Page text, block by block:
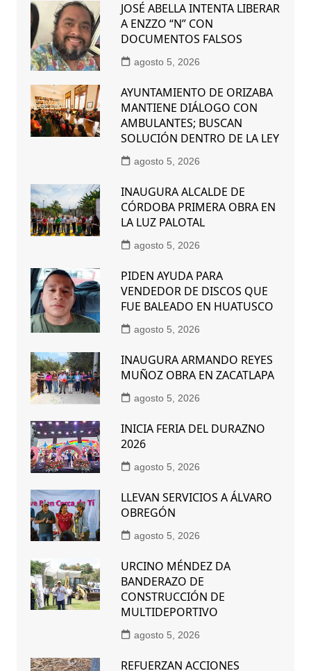
JOSÉ ABELLA INTENTA LIBERAR
A ENZZO “N” CON
DOCUMENTOS FALSOS
agosto 5, 2026
AYUNTAMIENTO DE ORIZABA
MANTIENE DIÁLOGO CON
AMBULANTES; BUSCAN
SOLUCIÓN DENTRO DE LA LEY
agosto 5, 2026
INAUGURA ALCALDE DE
CÓRDOBA PRIMERA OBRA EN
LA LUZ PALOTAL
agosto 5, 2026
PIDEN AYUDA PARA
VENDEDOR DE DISCOS QUE
FUE BALEADO EN HUATUSCO
agosto 5, 2026
INAUGURA ARMANDO REYES
MUÑOZ OBRA EN ZACATLAPA
agosto 5, 2026
INICIA FERIA DEL DURAZNO
2026
agosto 5, 2026
LLEVAN SERVICIOS A ÁLVARO
OBREGÓN
agosto 5, 2026
URCINO MÉNDEZ DA
BANDERAZO DE
CONSTRUCCIÓN DE
MULTIDEPORTIVO
agosto 5, 2026
REFUERZAN ACCIONES